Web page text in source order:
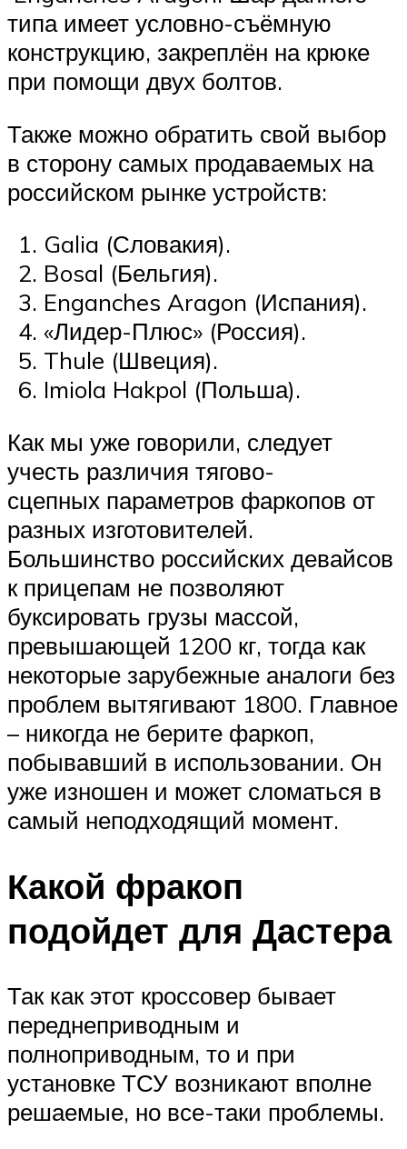
типа имеет условно-съёмную
конструкцию, закреплён на крюке
при помощи двух болтов.
Также можно обратить свой выбор
в сторону самых продаваемых на
российском рынке устройств:
Galia (Словакия).
Bosal (Бельгия).
Enganches Aragon (Испания).
«Лидер-Плюс» (Россия).
Thule (Швеция).
Imiola Hakpol (Польша).
Как мы уже говорили, следует
учесть различия тягово-
сцепных параметров фаркопов от
разных изготовителей.
Большинство российских девайсов
к прицепам не позволяют
буксировать грузы массой,
превышающей 1200 кг, тогда как
некоторые зарубежные аналоги без
проблем вытягивают 1800. Главное
– никогда не берите фаркоп,
побывавший в использовании. Он
уже изношен и может сломаться в
самый неподходящий момент.
Какой фракоп
подойдет для Дастера
Так как этот кроссовер бывает
переднеприводным и
полноприводным, то и при
установке ТСУ возникают вполне
решаемые, но все-таки проблемы.